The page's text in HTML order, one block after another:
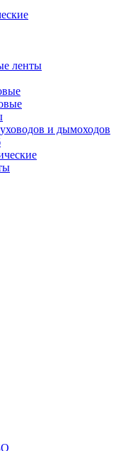
ленты
и дымоходов